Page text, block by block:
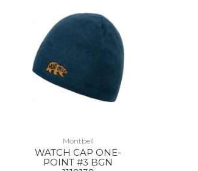
Montbell
WATCH CAP ONE-
POINT #3 BGN